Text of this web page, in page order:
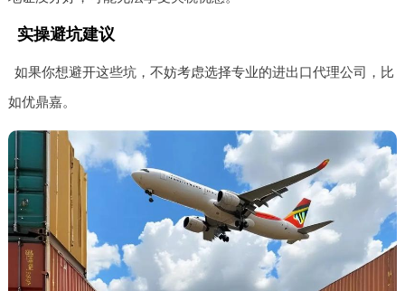
实操避坑建议
如果你想避开这些坑，不妨考虑选择专业的进出口代理公司，比
如优鼎嘉。